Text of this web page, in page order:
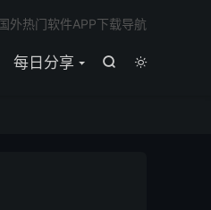


每日分享
外热门软件APP下载导航